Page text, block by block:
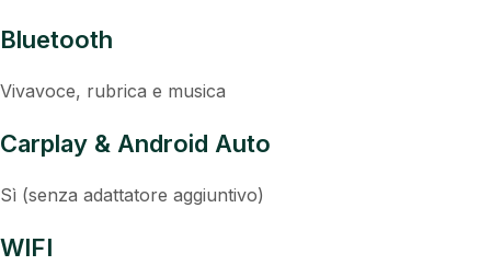
Bluetooth
Vivavoce, rubrica e musica
Carplay & Android Auto
Sì (senza adattatore aggiuntivo)
WIFI